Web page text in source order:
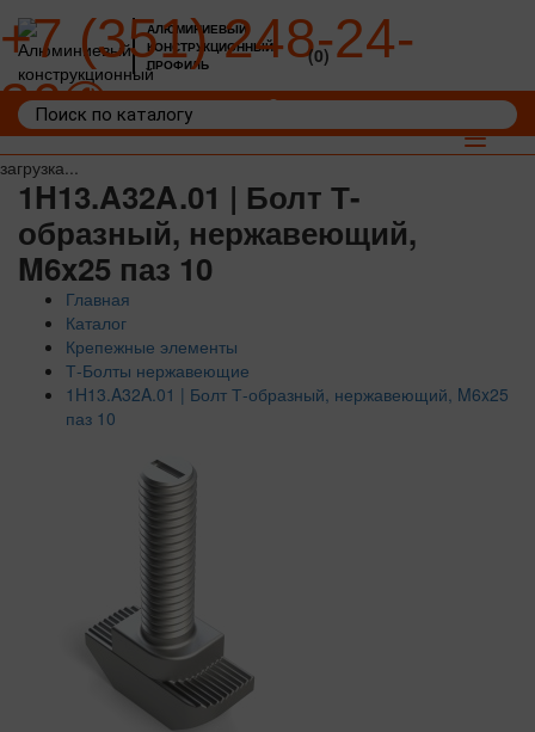
загрузка...
АЛЮМИНИЕВЫЙ
КОНСТРУКЦИОННЫЙ
ПРОФИЛЬ
+7 (351) 248-24-
36
(0)
Toggle
1H13.A32A.01 | Болт Т-
образный, нержавеющий,
M6x25 паз 10
Главная
Каталог
Крепежные элементы
Т-Болты нержавеющие
1H13.A32A.01 | Болт Т-образный, нержавеющий, M6x25
паз 10